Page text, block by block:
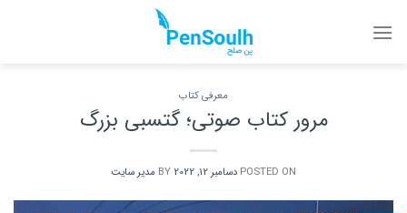
معرفی کتاب
مرور کتاب صوتی؛ گتسبی بزرگ
POSTED ON دسامبر 12, 2022 مدیر سایت